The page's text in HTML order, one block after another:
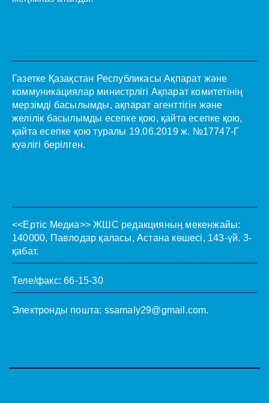
Газетке Қазақстан Республикасы Ақпарат және
коммуникациялар министрлігі Ақпарат комитетінің
мерзімді басылымды, ақпарат агенттігін және
желілік басылымды есепке қою, қайта есепке қою,
қайта есепке қою туралы 19.06.2019 ж. №17747-Г
куәлігі берілген.
<<Ертіс Медиа>> ЖШС редакцияның мекенжайы:
140000, Павлодар қаласы, Астана көшесі, 143-үй. 3-
қабат.
Теле/факс: 66-15-30
Электронды пошта: ssamaly29@gmail.com.